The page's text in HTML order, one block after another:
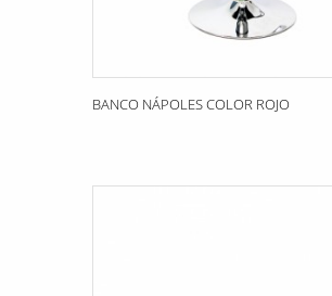
BANCO NÁPOLES COLOR ROJO